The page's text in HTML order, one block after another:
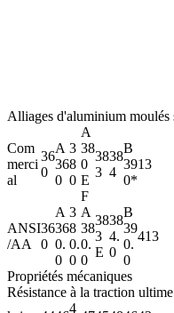
Alliages d'aluminium moulés
Com
merci
al
36
0
A
36
0
3
8
0
A
38
0
E
F
38
3
38
4
B
39
0*
13
ANSI
/AA
36
0
A
36
0.
0
3
8
0.
0
A
38
0.
0
38
3
E
38
4.
0
B
39
0.
0
413
Propriétés mécaniques
Résistance à la traction ultime
4